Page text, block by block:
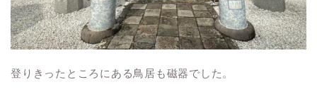
登りきったところにある鳥居も磁器でした。